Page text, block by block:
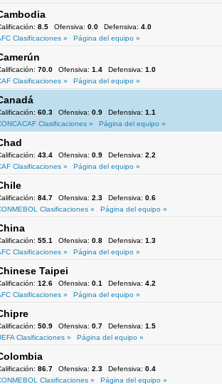
8.5 Ofensiva: 0.0 Defensiva: 4.0
Clasificaciones »
Página del equipo »
70.0 Ofensiva: 1.4 Defensiva: 1.0
Clasificaciones »
Página del equipo »
60.3 Ofensiva: 0.9 Defensiva: 1.1
Clasificaciones »
Página del equipo »
43.4 Ofensiva: 0.9 Defensiva: 2.2
Clasificaciones »
Página del equipo »
84.7 Ofensiva: 2.3 Defensiva: 0.6
Clasificaciones »
Página del equipo »
55.1 Ofensiva: 0.8 Defensiva: 1.3
Clasificaciones »
Página del equipo »
Taipei
12.6 Ofensiva: 0.1 Defensiva: 4.2
Clasificaciones »
Página del equipo »
50.9 Ofensiva: 0.7 Defensiva: 1.5
Clasificaciones »
Página del equipo »
86.7 Ofensiva: 2.3 Defensiva: 0.4
Clasificaciones »
Página del equipo »